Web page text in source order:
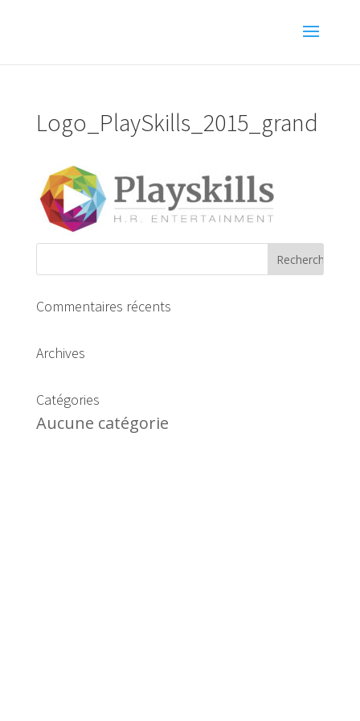
Logo_PlaySkills_2015_grand
Commentaires récents
Archives
Catégories
Aucune catégorie